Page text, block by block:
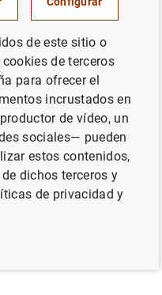
del inicio de la
interés a corto plazo
)
de este sitio o
de terceros
para ofrecer el
incrustados en
de vídeo, un
sociales— pueden
estos contenidos,
dichos terceros y
de privacidad y